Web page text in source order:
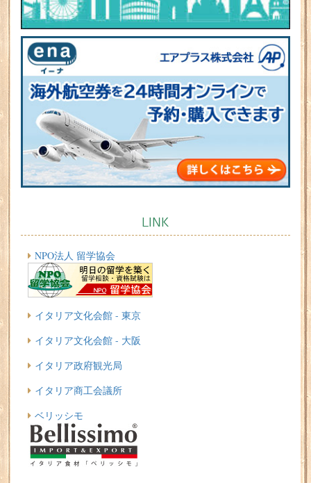
LINK
NPO法人 留学協会
イタリア文化会館 - 東京
イタリア文化会館 - 大阪
イタリア政府観光局
イタリア商工会議所
ベリッシモ